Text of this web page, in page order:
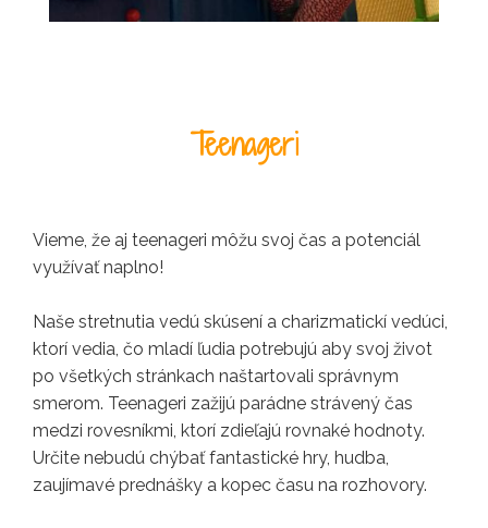
Teenageri
Vieme, že aj teenageri môžu svoj čas a potenciál
využívať naplno!
Naše stretnutia vedú skúsení a charizmatickí vedúci,
ktorí vedia, čo mladí ľudia potrebujú aby svoj život
po všetkých stránkach naštartovali správnym
smerom. Teenageri zažijú parádne strávený čas
medzi rovesníkmi, ktorí zdieľajú rovnaké hodnoty.
Určite nebudú chýbať fantastické hry, hudba,
zaujímavé prednášky a kopec času na rozhovory.